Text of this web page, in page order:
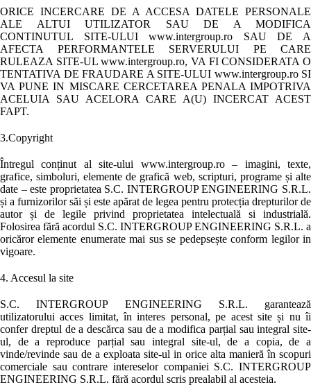
ORICE INCERCARE DE A ACCESA DATELE PERSONALE
ALE ALTUI UTILIZATOR SAU DE A MODIFICA
CONTINUTUL SITE-ULUI www.intergroup.ro SAU DE A
AFECTA PERFORMANTELE SERVERULUI PE CARE
RULEAZA SITE-UL www.intergroup.ro, VA FI CONSIDERATA O
TENTATIVA DE FRAUDARE A SITE-ULUI www.intergroup.ro SI
VA PUNE IN MISCARE CERCETAREA PENALA IMPOTRIVA
ACELUIA SAU ACELORA CARE A(U) INCERCAT ACEST
FAPT.
3.Copyright
Întregul conținut al site-ului www.intergroup.ro – imagini, texte,
grafice, simboluri, elemente de grafică web, scripturi, programe și alte
date – este proprietatea S.C. INTERGROUP ENGINEERING S.R.L.
și a furnizorilor săi și este apărat de legea pentru protecția drepturilor de
autor și de legile privind proprietatea intelectuală si industrială.
Folosirea fără acordul S.C. INTERGROUP ENGINEERING S.R.L. a
oricăror elemente enumerate mai sus se pedepsește conform legilor in
vigoare.
4. Accesul la site
S.C. INTERGROUP ENGINEERING S.R.L. garantează
utilizatorului acces limitat, în interes personal, pe acest site și nu îi
confer dreptul de a descărca sau de a modifica parțial sau integral site-
ul, de a reproduce parțial sau integral site-ul, de a copia, de a
vinde/revinde sau de a exploata site-ul in orice alta manieră în scopuri
comerciale sau contrare intereselor companiei S.C. INTERGROUP
ENGINEERING S.R.L. fără acordul scris prealabil al acesteia.